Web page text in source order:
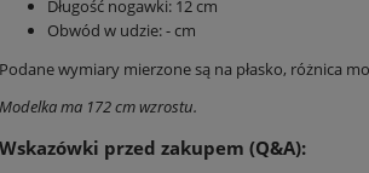
Długość nogawki: 12 cm
Obwód w udzie: - cm
Podane wymiary mierzone są na płasko, różnica
Modelka ma 172 cm wzrostu.
Wskazówki przed zakupem (Q&A):